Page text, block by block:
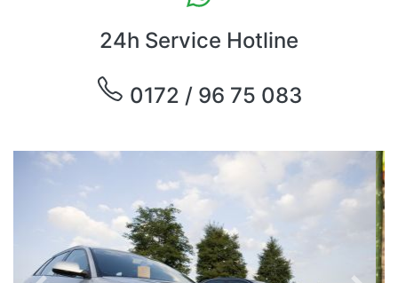
24h Service Hotline
0172 / 96 75 083